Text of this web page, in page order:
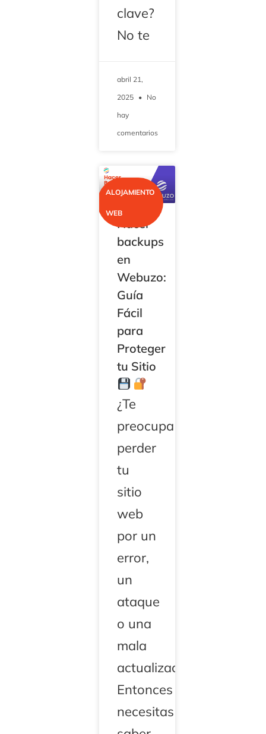
clave?
No te
abril 21,
2025
No
hay
comentarios
ALOJAMIENTO
WEB
Hacer
backups
en
Webuzo:
Guía
Fácil
para
Proteger
tu Sitio
¿Te
preocupa
perder
tu
sitio
web
por un
error,
un
ataque
o una
mala
actualización?
Entonces
necesitas